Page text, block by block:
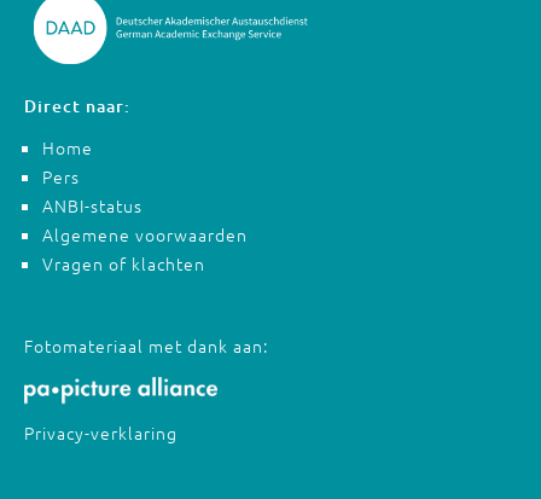
Direct naar:
Home
Pers
ANBI-status
Algemene voorwaarden
Vragen of klachten
Fotomateriaal met dank aan:
Privacy-verklaring